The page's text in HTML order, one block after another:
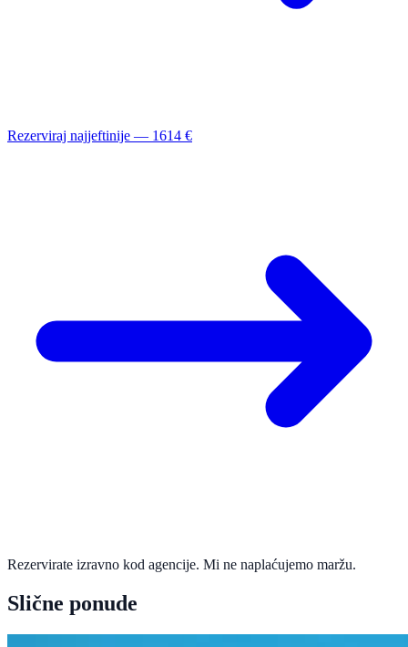
Rezerviraj najjeftinije — 1614 €
Rezervirate izravno kod agencije. Mi ne naplaćujemo maržu.
Slične ponude